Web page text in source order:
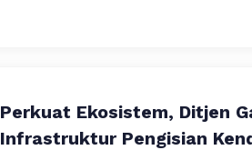
Perkuat Ekosistem, Ditjen
Infrastruktur Pengisian